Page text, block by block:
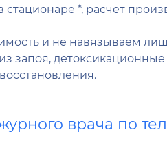
*, расчет
и не навязываем
запоя,
врача по